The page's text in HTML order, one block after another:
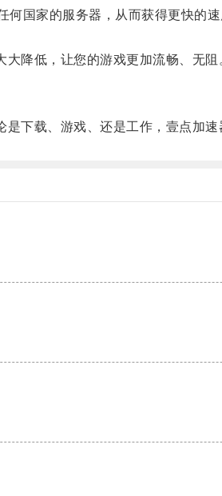
国家的服务器，从而获得更快的速
降低，让您的游戏更加流畅、无阻
载、游戏、还是工作，壹点加速